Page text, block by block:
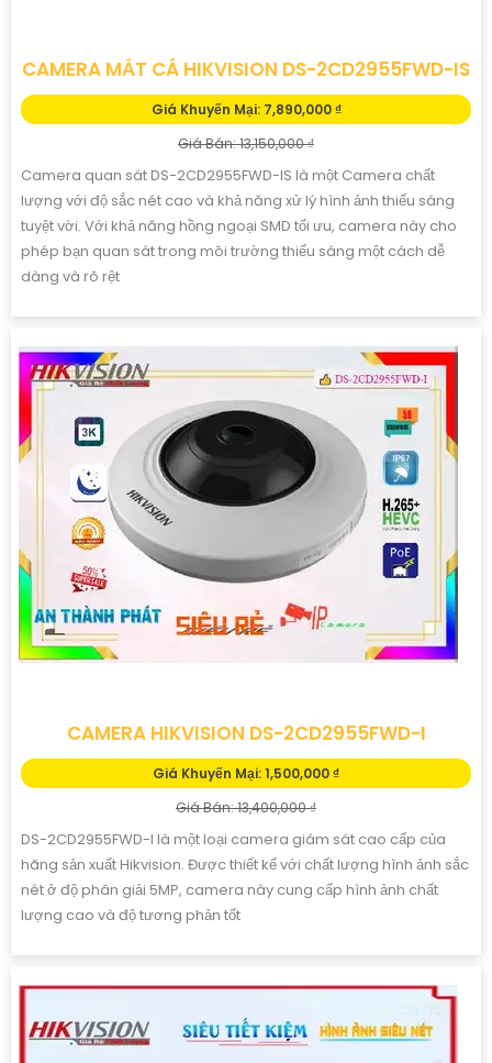
CAMERA MẮT CÁ HIKVISION DS-2CD2955FWD-IS
Giá Khuyến Mại: 7,890,000 ₫
Giá Bán: 13,150,000 ₫
Camera quan sát DS-2CD2955FWD-IS là một Camera chất
lượng với độ sắc nét cao và khả năng xử lý hình ảnh thiếu sáng
tuyệt vời. Với khả năng hồng ngoại SMD tối ưu, camera này cho
phép bạn quan sát trong môi trường thiếu sáng một cách dễ
dàng và rõ rệt
CAMERA HIKVISION DS-2CD2955FWD-I
Giá Khuyến Mại: 1,500,000 ₫
Giá Bán: 13,400,000 ₫
DS-2CD2955FWD-I là một loại camera giám sát cao cấp của
hãng sản xuất Hikvision. Được thiết kế với chất lượng hình ảnh sắc
nét ở độ phân giải 5MP, camera này cung cấp hình ảnh chất
lượng cao và độ tương phản tốt